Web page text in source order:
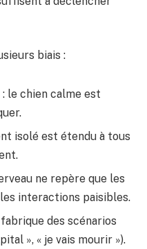
biais :
: le chien calme est
isolé est étendu à tous
ne repère que les
interactions paisibles.
fabrique des scénarios
», « je vais mourir »).